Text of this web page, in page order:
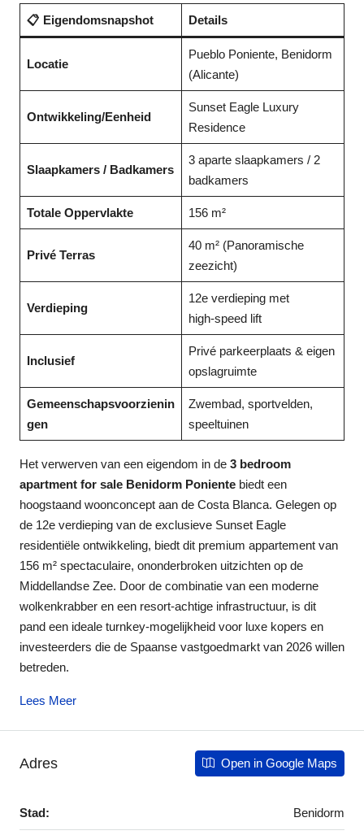
📋 Eigendomsnapshot Details
Locatie
Pueblo Poniente, Benidorm
(Alicante)
Ontwikkeling/Eenheid
Sunset Eagle Luxury
Residence
Slaapkamers / Badkamers
3 aparte slaapkamers / 2
badkamers
Totale Oppervlakte 156 m²
Privé Terras
40 m² (Panoramische
zeezicht)
Verdieping
12e verdieping met
high‑speed lift
Inclusief
Privé parkeerplaats & eigen
opslagruimte
Gemeenschapsvoorzienin
gen
Zwembad, sportvelden,
speeltuinen
Het verwerven van een eigendom in de 3 bedroom
apartment for sale Benidorm Poniente biedt een
hoogstaand woonconcept aan de Costa Blanca. Gelegen op
de 12e verdieping van de exclusieve Sunset Eagle
residentiële ontwikkeling, biedt dit premium appartement van
156 m² spectaculaire, ononderbroken uitzichten op de
Middellandse Zee. Door de combinatie van een moderne
wolkenkrabber en een resort‑achtige infrastructuur, is dit
pand een ideale turnkey‑mogelijkheid voor luxe kopers en
investeerders die de Spaanse vastgoedmarkt van 2026 willen
betreden.
Lees Meer
Adres Open in Google Maps
Stad: Benidorm